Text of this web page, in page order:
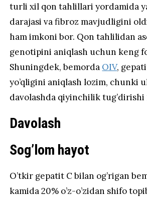
turli xil qon tahlillari yordamida
darajasi va fibroz mavjudligini
ham imkoni bor. Qon tahlilidan
genotipini aniqlash uchun keng
Shuningdek, bemorda OIV,
yo’qligini aniqlash lozim, chunki
davolashda qiyinchilik tug’dirishi
Davolash
Sog’lom hayot
O’tkir gepatit C bilan og’rigan
kamida 20% o’z-o’zidan shifo